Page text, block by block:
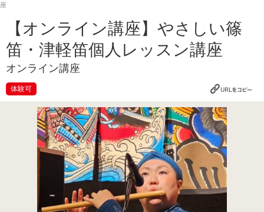
座
【オンライン講座】やさしい篠
笛・津軽笛個人レッスン講座
オンライン講座
体験可